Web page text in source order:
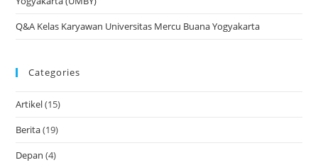
Q&A Kelas Karyawan Universitas Mercu Buana Yogyakarta
Categories
Artikel(15)
Berita(19)
Depan (4)